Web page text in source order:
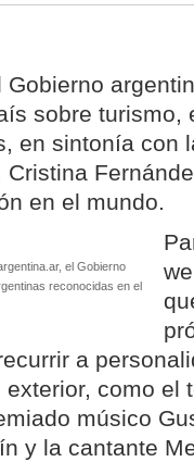
sobre turismo,
en sintonía con
en el mundo.
el Gobierno
reconocidas en el
a
como el
músico
y la cantante